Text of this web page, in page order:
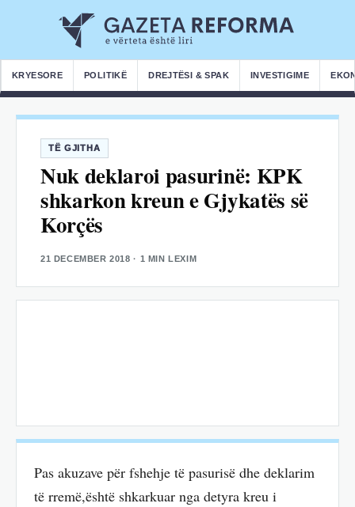
KRYESORE POLITIKË DREJTËSI & SPAK INVESTIGIME
TË GJITHA
Nuk deklaroi pasurinë: KPK
shkarkon kreun e Gjykatës së
Korçës
21 DECEMBER 2018 · 1 MIN LEXIM
Pas akuzave për fshehje të pasurisë dhe deklarim
të rremë,është shkarkuar nga detyra kreu i